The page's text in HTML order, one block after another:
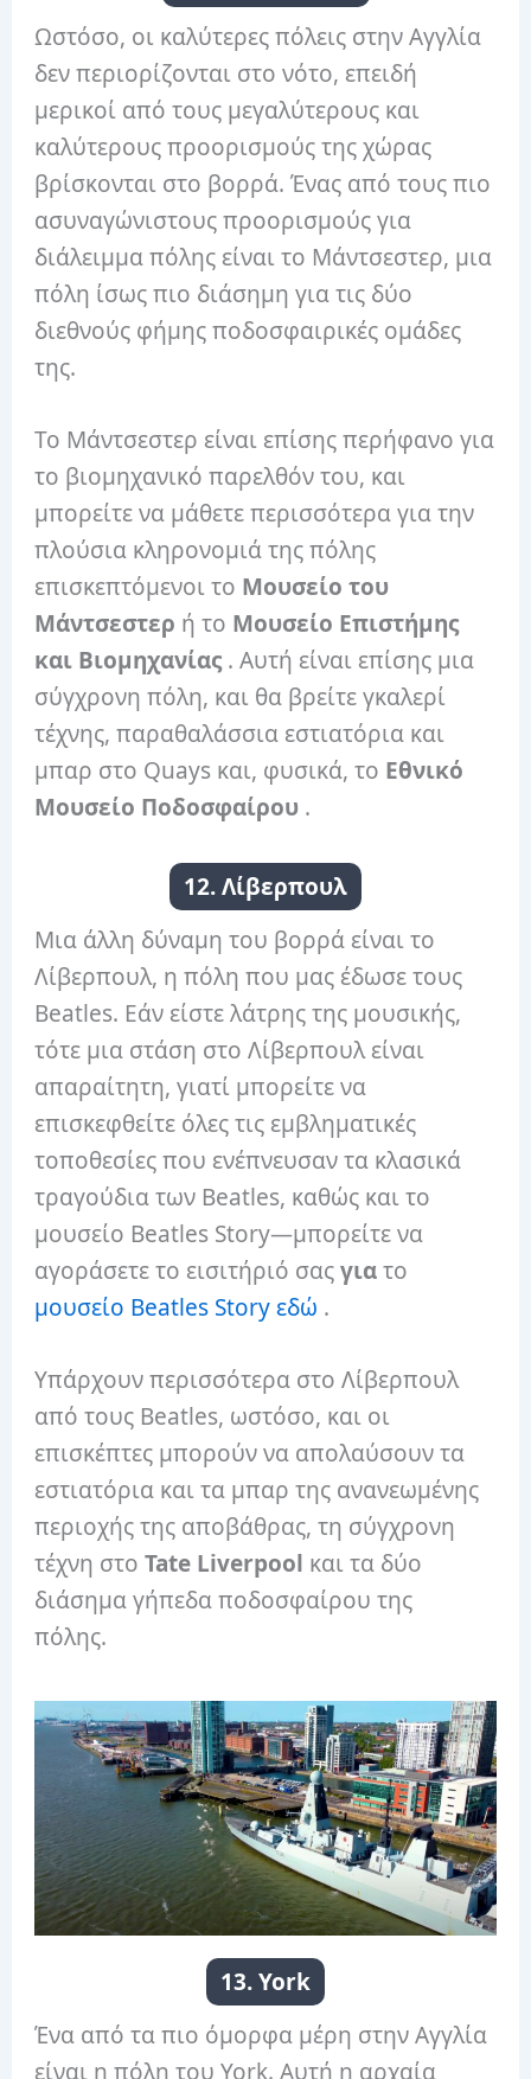
Ωστόσο, οι καλύτερες πόλεις στην Αγγλία
δεν περιορίζονται στο νότο, επειδή
μερικοί από τους μεγαλύτερους και
καλύτερους προορισμούς της χώρας
βρίσκονται στο βορρά. Ένας από τους πιο
ασυναγώνιστους προορισμούς για
διάλειμμα πόλης είναι το Μάντσεστερ, μια
πόλη ίσως πιο διάσημη για τις δύο
διεθνούς φήμης ποδοσφαιρικές ομάδες
της.
Το Μάντσεστερ είναι επίσης περήφανο για
το βιομηχανικό παρελθόν του, και
μπορείτε να μάθετε περισσότερα για την
πλούσια κληρονομιά της πόλης
επισκεπτόμενοι το Μουσείο του
Μάντσεστερ ή το Μουσείο Επιστήμης
και Βιομηχανίας. Αυτή είναι επίσης μια
σύγχρονη πόλη, και θα βρείτε γκαλερί
τέχνης, παραθαλάσσια εστιατόρια και
μπαρ στο Quays και, φυσικά, το Εθνικό
Μουσείο Ποδοσφαίρου .
12. Λίβερπουλ
Μια άλλη δύναμη του βορρά είναι το
Λίβερπουλ, η πόλη που μας έδωσε τους
Beatles. Εάν είστε λάτρης της μουσικής,
τότε μια στάση στο Λίβερπουλ είναι
απαραίτητη, γιατί μπορείτε να
επισκεφθείτε όλες τις εμβληματικές
τοποθεσίες που ενέπνευσαν τα κλασικά
τραγούδια των Beatles, καθώς και το
μουσείο Beatles Story—μπορείτε να
αγοράσετε το εισιτήριό σαςγιατο
μουσείο Beatles Story εδώ .
Υπάρχουν περισσότερα στο Λίβερπουλ
από τους Beatles, ωστόσο, και οι
επισκέπτες μπορούν να απολαύσουν τα
εστιατόρια και τα μπαρ της ανανεωμένης
περιοχής της αποβάθρας, τη σύγχρονη
τέχνη στοTate Liverpool και τα δύο
διάσημα γήπεδα ποδοσφαίρου της
πόλης.
13. York
Ένα από τα πιο όμορφα μέρη στην Αγγλία
είναι η πόλη του York. Αυτή η αρχαία